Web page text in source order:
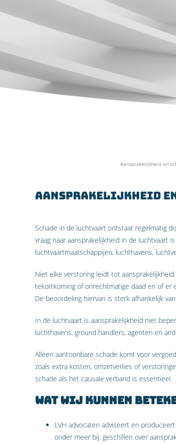
Aansprakelijkheid en
Aansprakelijkheid
Schade in de luchtvaart ontstaat regelmatig
vraag naar aansprakelijkheid in de luchtvaart
luchtvaartmaatschappijen, luchthavens,
Niet elke verstoring leidt tot
tekortkoming of onrechtmatige daad en of er
De beoordeling hiervan is sterk afhankelijk
In de luchtvaart is aansprakelijkheid niet
luchthavens, ground handlers, agenten en
Alleen aantoonbare schade komt voor
zoals extra kosten, omzetverlies of
schade als het causale verband is essentieel.
Wat wij kunnen
LVH advocaten adviseert en
onder meer bij: geschillen over